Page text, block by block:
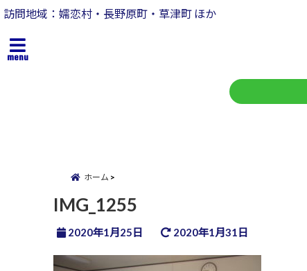
訪問地域：嬬恋村・長野原町・草津町 ほか
menu
ホーム
IMG_1255
2020年1月25日 2020年1月31日